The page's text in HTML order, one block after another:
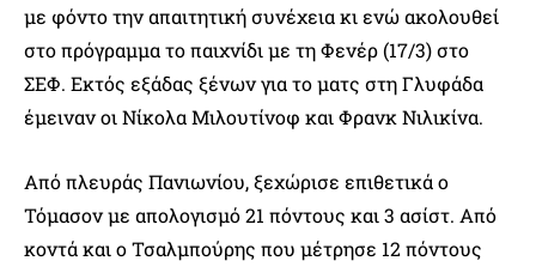
με φόντο την απαιτητική συνέχεια κι ενώ ακολουθεί
στο πρόγραμμα το παιχνίδι με τη Φενέρ (17/3) στο
ΣΕΦ. Εκτός εξάδας ξένων για το ματς στη Γλυφάδα
έμειναν οι Νίκολα Μιλουτίνοφ και Φρανκ Νιλικίνα.
Από πλευράς Πανιωνίου, ξεχώρισε επιθετικά ο
Τόμασον με απολογισμό 21 πόντους και 3 ασίστ. Από
κοντά και ο Τσαλμπούρης που μέτρησε 12 πόντους